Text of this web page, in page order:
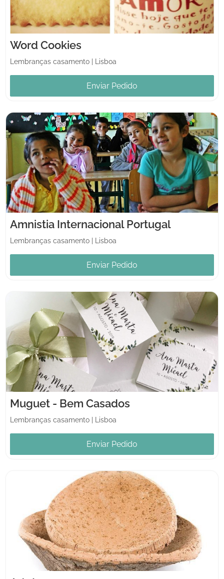
Word Cookies
Lembranças casamento Lisboa
Enviar Pedido
Amnistia Internacional Portugal
Lembranças casamento Lisboa
Enviar Pedido
Muguet - Bem Casados
Lembranças casamento Lisboa
Enviar Pedido